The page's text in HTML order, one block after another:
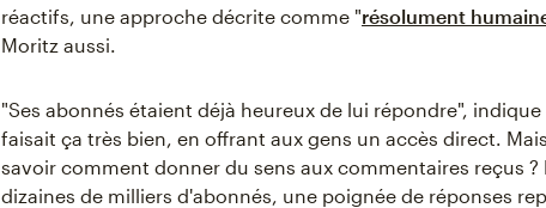
réactifs, une approche décrite comme "résolument
Moritz aussi.
"Ses abonnés étaient déjà heureux de lui répondre", indique
faisait ça très bien, en offrant aux gens un accès direct.
savoir comment donner du sens aux commentaires reçus ?
dizaines de milliers d'abonnés, une poignée de réponses